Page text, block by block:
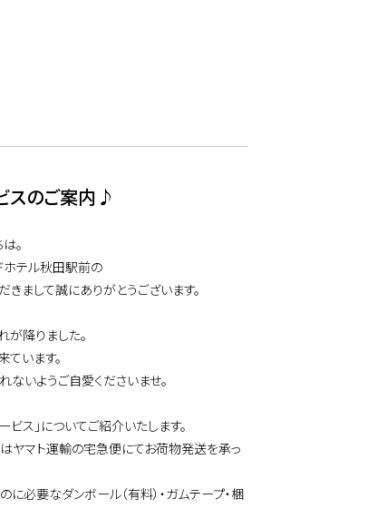
スのご案内♪
。
ホテル秋田駅前の
きまして誠にありがとうございます。
が降りました。
ています。
ないようご自愛くださいませ。
ビス」についてご紹介いたします。
ヤマト運輸の宅急便にてお荷物発送を承っ
に必要なダンボール（有料）・ガムテープ・梱